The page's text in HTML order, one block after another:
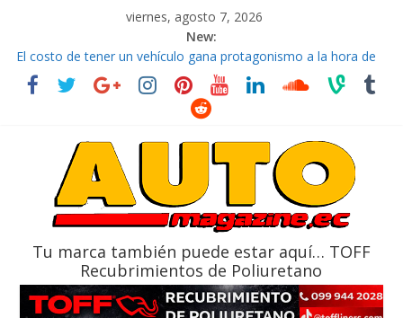
viernes, agosto 7, 2026
New:
El costo de tener un vehículo gana protagonismo a la hora de
decidir
Ultima película ‘Spider‑Man: Brand New Day’ pone en escena a
La Vuelta al Ecuador 2026, edición 47ª, recorre 7 provincias en 8
La FEDAK recibe 12 Sinotruk Bolden para cubrir las rutas de La
Tu marca también puede estar aquí… TOFF
Recubrimientos de Poliuretano